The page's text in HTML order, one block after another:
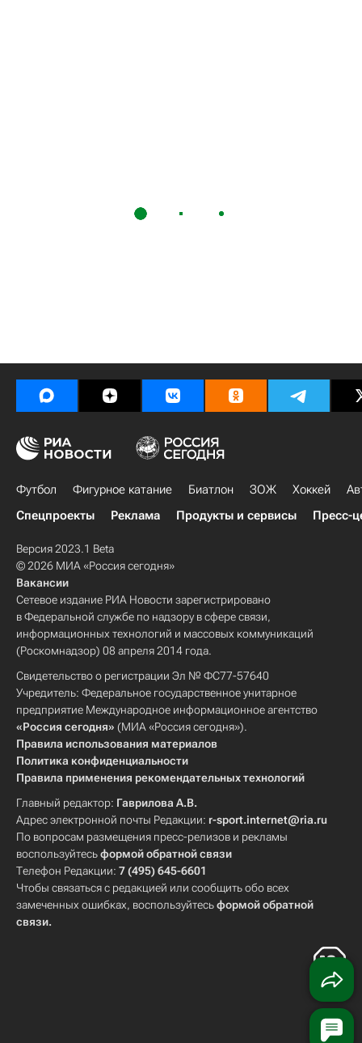
Футбол Фигурное катание Биатлон ЗОЖ Хоккей
Спецпроекты
Реклама Продукты и сервисы Пресс-
Версия 2023.1 Beta
© 2026 МИА «Россия сегодня»
Вакансии
Сетевое издание РИА Новости зарегистрировано
в Федеральной службе по надзору в сфере связи,
информационных технологий и массовых коммуникаций
(Роскомнадзор) 08 апреля 2014 года.
Свидетельство о регистрации Эл № ФС77-57640
Учредитель: Федеральное государственное унитарное
предприятие Международное информационное агентство
«Россия сегодня» (МИА «Россия сегодня»).
Правила использования материалов
Политика конфиденциальности
Правила применения рекомендательных технологий
Главный редактор: Гаврилова А.В.
Адрес электронной почты Редакции: r-sport.internet@ria.ru
По вопросам размещения пресс-релизов и рекламы
воспользуйтесьформой обратной связи
Телефон Редакции: 7 (495) 645-6601
Чтобы связаться с редакцией или сообщить обо всех
замеченных ошибках, воспользуйтесьформой обратной
связи.